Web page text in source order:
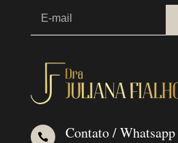
 Contato / Whatsapp